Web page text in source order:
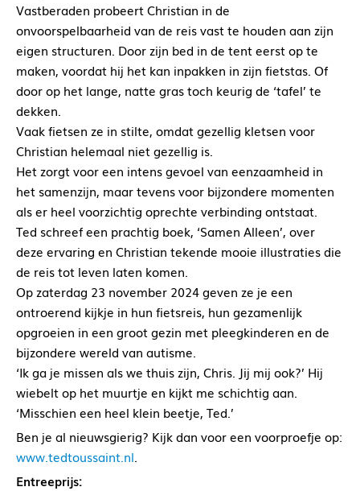
Vastberaden probeert Christian in de
onvoorspelbaarheid van de reis vast te houden aan zijn
eigen structuren. Door zijn bed in de tent eerst op te
maken, voordat hij het kan inpakken in zijn fietstas. Of
door op het lange, natte gras toch keurig de ‘tafel’ te
dekken.
Vaak fietsen ze in stilte, omdat gezellig kletsen voor
Christian helemaal niet gezellig is.
Het zorgt voor een intens gevoel van eenzaamheid in
het samenzijn, maar tevens voor bijzondere momenten
als er heel voorzichtig oprechte verbinding ontstaat.
Ted schreef een prachtig boek, ‘Samen Alleen’, over
deze ervaring en Christian tekende mooie illustraties die
de reis tot leven laten komen.
Op zaterdag 23 november 2024 geven ze je een
ontroerend kijkje in hun fietsreis, hun gezamenlijk
opgroeien in een groot gezin met pleegkinderen en de
bijzondere wereld van autisme.
‘Ik ga je missen als we thuis zijn, Chris. Jij mij ook?’ Hij
wiebelt op het muurtje en kijkt me schichtig aan.
‘Misschien een heel klein beetje, Ted.’
Ben je al nieuwsgierig? Kijk dan voor een voorproefje op:
www.tedtoussaint.nl.
Entreeprijs: